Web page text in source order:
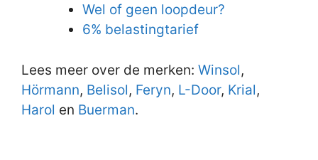
Wel of geen loopdeur?
6% belastingtarief
Lees meer over de merken: Winsol,
Hörmann, Belisol, Feryn, L-Door, Krial,
Harol en Buerman.